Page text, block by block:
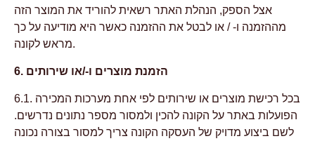
אצל הספק, הנהלת האתר רשאית להוריד את המוצר הזה
מההזמנה ו- / או לבטל את ההזמנה כאשר היא מודיעה על כך
מראש לקונה.
6.1. בכל רכישת מוצרים או שירותים לפי אחת מערכות המכירה
הפועלות באתר על הקונה להכין ולמסור מספר נתונים נדרשים.
לשם ביצוע מדויק של העסקה הקונה צריך למסור בצורה נכונה